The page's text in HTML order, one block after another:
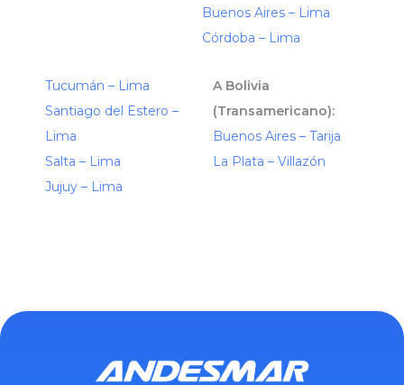
Buenos Aires – Lima
Córdoba – Lima
Tucumán – Lima
Santiago del Estero –
Lima
Salta – Lima
Jujuy – Lima
A Bolivia
(Transamericano):
Buenos Aires – Tarija
La Plata – Villazón